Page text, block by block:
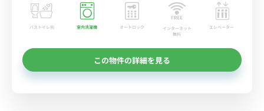
バストイレ別 室内洗濯機 オートロック
インターネット
無料
エレベーター
この物件の詳細を見る